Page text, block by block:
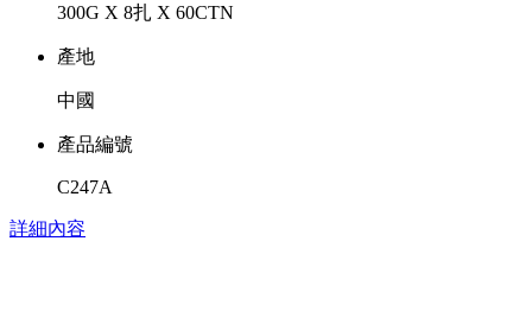
300G X 8扎 X 60CTN
產地
中國
產品編號
C247A
詳細內容